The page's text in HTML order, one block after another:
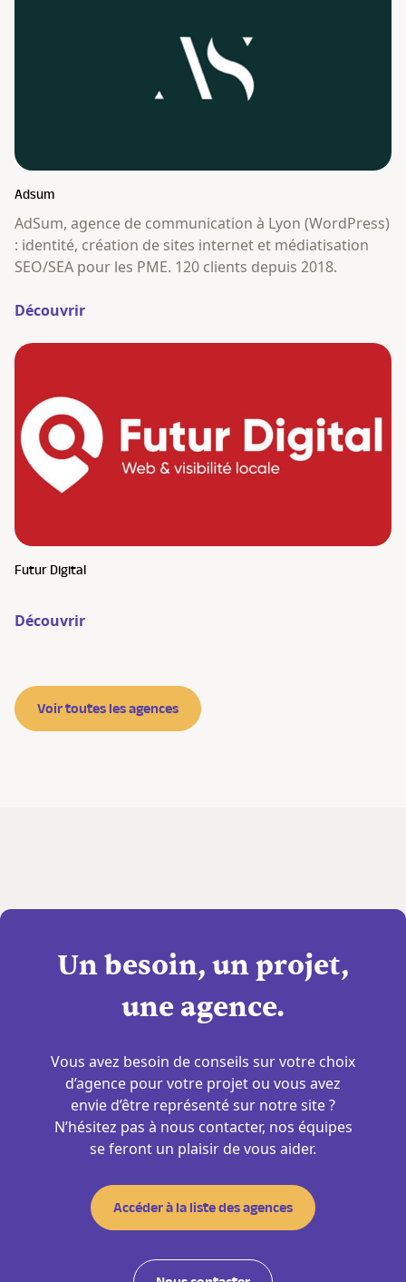
Adsum
AdSum, agence de communication à Lyon (WordPress)
: identité, création de sites internet et médiatisation
SEO/SEA pour les PME. 120 clients depuis 2018.
Découvrir
Futur Digital
Découvrir
Voir toutes les agences
Un besoin, un projet,
une agence.
Vous avez besoin de conseils sur votre choix
d’agence pour votre projet ou vous avez
envie d’être représenté sur notre site ?
N’hésitez pas à nous contacter, nos équipes
se feront un plaisir de vous aider.
Accéder à la liste des agences